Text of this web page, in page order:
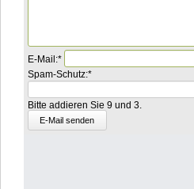
Pflichtfeld
E-Mail:*
Pflichtfeld
Spam-Schutz:*Was
ist
die
Summe
aus
5
Bitte addieren Sie 9 und 3.